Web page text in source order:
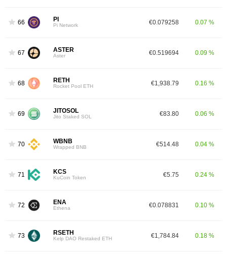
66 PI
Pi Network €0.079258 0.07 %
67 ASTER
Aster €0.519694 0.09 %
68 RETH
Rocket Pool ETH €1,938.79 0.16 %
69 JITOSOL
Jito Staked SOL €83.80 0.06 %
70 WBNB
Wrapped BNB €514.48 0.04 %
71 KCS
KuCoin Token €5.75 0.24 %
72 ENA
Ethena €0.078831 0.10 %
73 RSETH
Kelp DAO Restaked ETH €1,784.84 0.18 %